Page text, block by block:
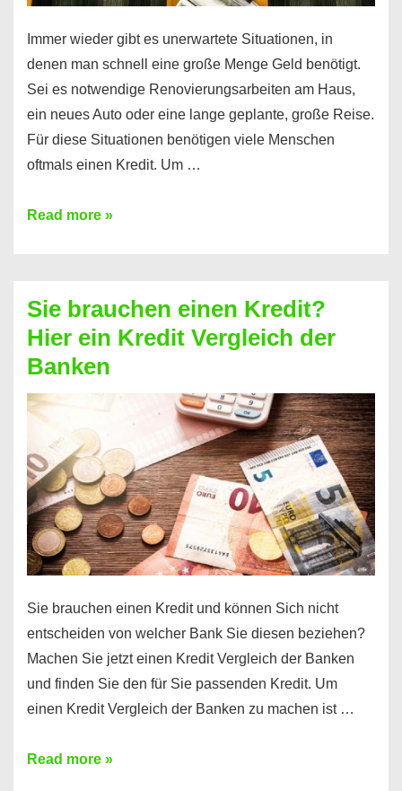
Immer wieder gibt es unerwartete Situationen, in
denen man schnell eine große Menge Geld benötigt.
Sei es notwendige Renovierungsarbeiten am Haus,
ein neues Auto oder eine lange geplante, große Reise.
Für diese Situationen benötigen viele Menschen
oftmals einen Kredit. Um …
Brauchen
Summe
Geld?
Hier
einen
10000
Euro
Kredit
finden
Read more »
Sie brauchen einen Kredit?
Hier ein Kredit Vergleich der
Banken
Sie brauchen einen Kredit und können Sich nicht
entscheiden von welcher Bank Sie diesen beziehen?
Machen Sie jetzt einen Kredit Vergleich der Banken
und finden Sie den für Sie passenden Kredit. Um
einen Kredit Vergleich der Banken zu machen ist …
Sie
Read more »